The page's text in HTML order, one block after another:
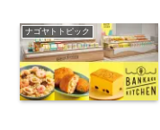
ナゴヤトトピック